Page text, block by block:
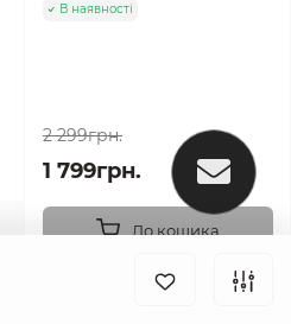
В наявності
2 299грн.
1 799грн.
До кошика